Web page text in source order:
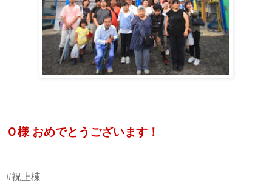
Ｏ様 おめでとうございます！
#祝上棟